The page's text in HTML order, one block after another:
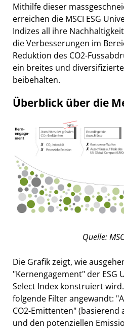
Mithilfe dieser
erreichen die MSCI ESG
Indizes all ihre
die Verbesserungen im
Reduktion des CO2-
ein breites und
beibehalten.
Überblick über die
Quelle:
Die Grafik zeigt, wie
"Kernengagement" der ESG
Select Index konstruiert
folgende Filter angewandt:
CO2-Emittenten" (basierend
und den potenziellen